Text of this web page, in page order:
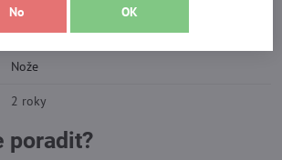
Nože
2 roky
poradit?
No OK